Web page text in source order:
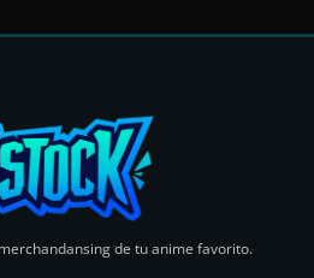
de tu anime favorito.